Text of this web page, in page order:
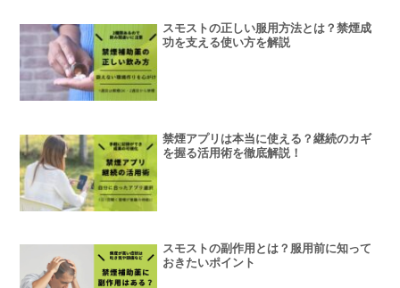
スモストの正しい服用方法とは？禁煙成
功を支える使い方を解説
禁煙アプリは本当に使える？継続のカギ
を握る活用術を徹底解説！
スモストの副作用とは？服用前に知って
おきたいポイント